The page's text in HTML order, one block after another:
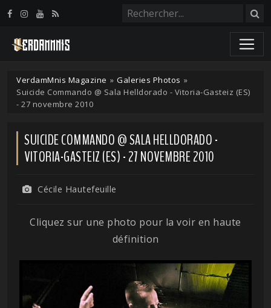
VerdamMnis Magazine » Galeries Photos »
Suicide Commando @ Sala Helldorado - Vitoria-Gasteiz (ES)
- 27 novembre 2010
SUICIDE COMMANDO @ SALA HELLDORADO -
VITORIA-GASTEIZ (ES) - 27 NOVEMBRE 2010
Cécile Hautefeuille
Cliquez sur une photo pour la voir en haute
définition
Panneau de gestion des cookies